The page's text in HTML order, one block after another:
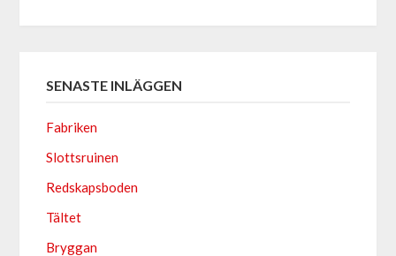
SENASTE INLÄGGEN
Fabriken
Slottsruinen
Redskapsboden
Tältet
Bryggan